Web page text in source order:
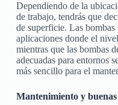
Dependiendo de la
de trabajo, tendrás que
de superficie. Las bombas
aplicaciones donde el
mientras que las bombas
adecuadas para entornos
más sencillo para el
Mantenimiento y